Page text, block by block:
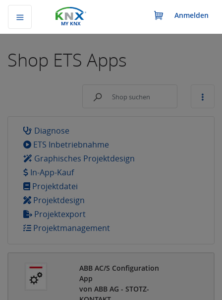
MY KNX
Anmelden
Shop ETS Apps
Diagnose
ETS Inbetriebnahme
Graphisches Projektdesign
In-App-Kauf
Projektdatei
Projektdesign
Projektexport
Projektmanagement
ABB AC/S Configuration
App
von ABB AG - STOTZ-